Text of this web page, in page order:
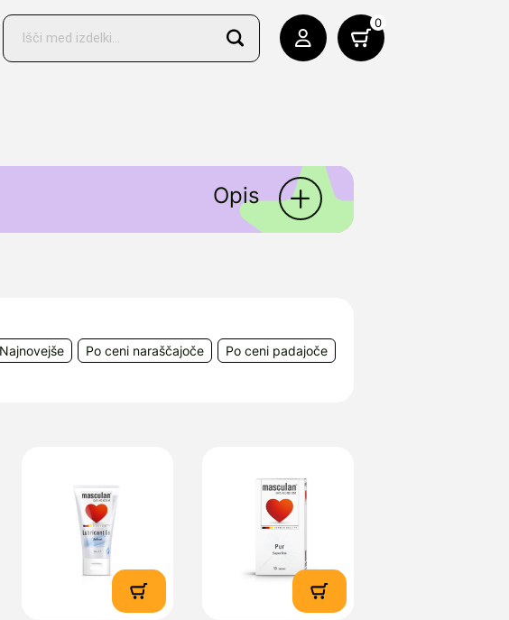
Products
search
0
Opis
vsebuje lubrikant in je zapakiran v
An der Alster 47, 20099 Hamburg,
Najnovejše Po ceni naraščajoče Po ceni padajoče